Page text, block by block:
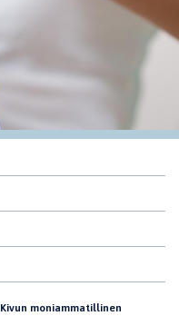
Kivun moniammatillinen